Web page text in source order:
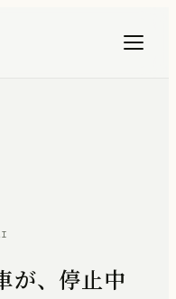
が、停止中